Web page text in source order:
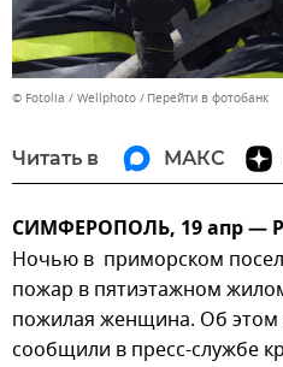
© Fotolia / Wellphoto Перейти в фотобанк
Читать в МАКС
СИМФЕРОПОЛЬ, 19 апр —
Ночью в приморском
пожар в пятиэтажном
пожилая женщина. Об
сообщили в пресс-службе